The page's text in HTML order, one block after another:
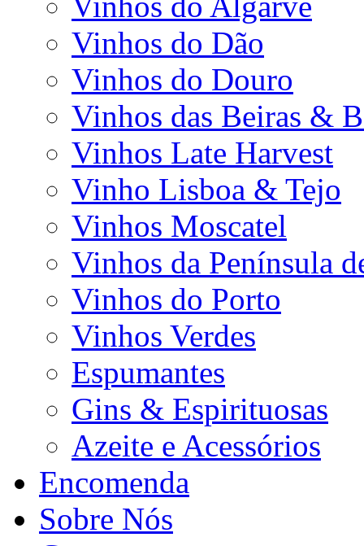
Vinhos do Dão
Vinhos do Douro
Vinhos das Beiras &
Vinhos Late Harvest
Vinho Lisboa & Tejo
Vinhos Moscatel
Vinhos da Península
Vinhos do Porto
Vinhos Verdes
Espumantes
Gins & Espirituosas
Azeite e Acessórios
Encomenda
Sobre Nós